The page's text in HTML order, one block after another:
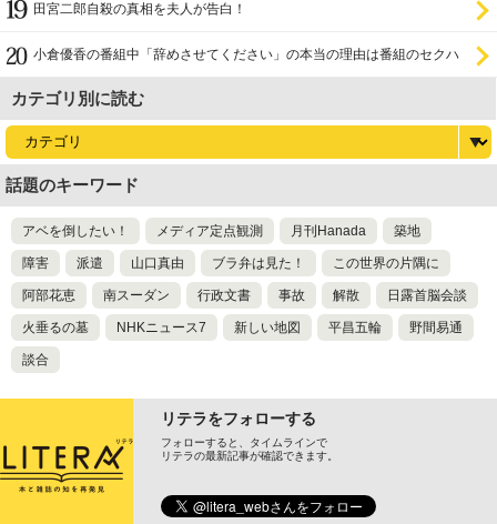
田宮二郎自殺の真相を夫人が告白！
小倉優香の番組中「辞めさせてください」の本当の理由は番組のセクハ
カテゴリ別に読む
話題のキーワード
アベを倒したい！ メディア定点観測 月刊Hanada 築地
障害 派遣 山口真由 ブラ弁は見た！ この世界の片隅に
阿部花恵 南スーダン 行政文書 事故 解散 日露首脳会談
火垂るの墓 NHKニュース7 新しい地図 平昌五輪 野間易通
談合
リテラをフォローする
フォローすると、タイムラインで
リテラの最新記事が確認できます。